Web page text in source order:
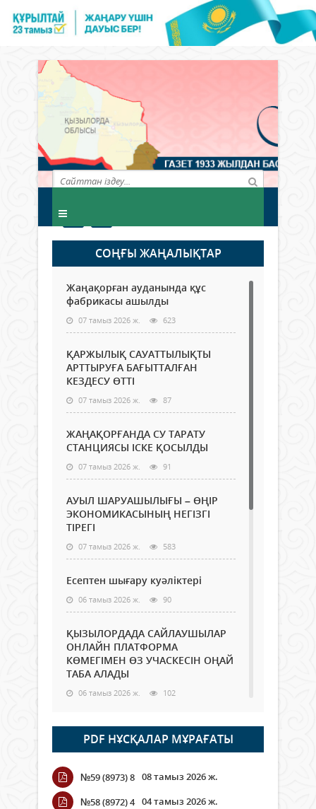
СОҢҒЫ ЖАҢАЛЫҚТАР
Жаңақорған ауданында құс
фабрикасы ашылды
07 тамыз 2026 ж. 623
ҚАРЖЫЛЫҚ САУАТТЫЛЫҚТЫ
АРТТЫРУҒА БАҒЫТТАЛҒАН
КЕЗДЕСУ ӨТТІ
07 тамыз 2026 ж. 87
ЖАҢАҚОРҒАНДА СУ ТАРАТУ
СТАНЦИЯСЫ ІСКЕ ҚОСЫЛДЫ
07 тамыз 2026 ж. 91
АУЫЛ ШАРУАШЫЛЫҒЫ – ӨҢІР
ЭКОНОМИКАСЫНЫҢ НЕГІЗГІ
ТІРЕГІ
07 тамыз 2026 ж. 583
Есептен шығару куәліктері
06 тамыз 2026 ж. 90
ҚЫЗЫЛОРДАДА САЙЛАУШЫЛАР
ОНЛАЙН ПЛАТФОРМА
КӨМЕГІМЕН ӨЗ УЧАСКЕСІН ОҢАЙ
ТАБА АЛАДЫ
06 тамыз 2026 ж. 102
Open Air: Қызылорда облысы
полиция департаменті 20
мыңнан астам көрерменнің
қауіпсіздігін қамтамасыз етті
06 тамыз 2026 ж.
PDF НҰСҚАЛАР МҰРАҒАТЫ
№59 (8973) 8 08 тамыз 2026 ж.
№58 (8972) 4 04 тамыз 2026 ж.